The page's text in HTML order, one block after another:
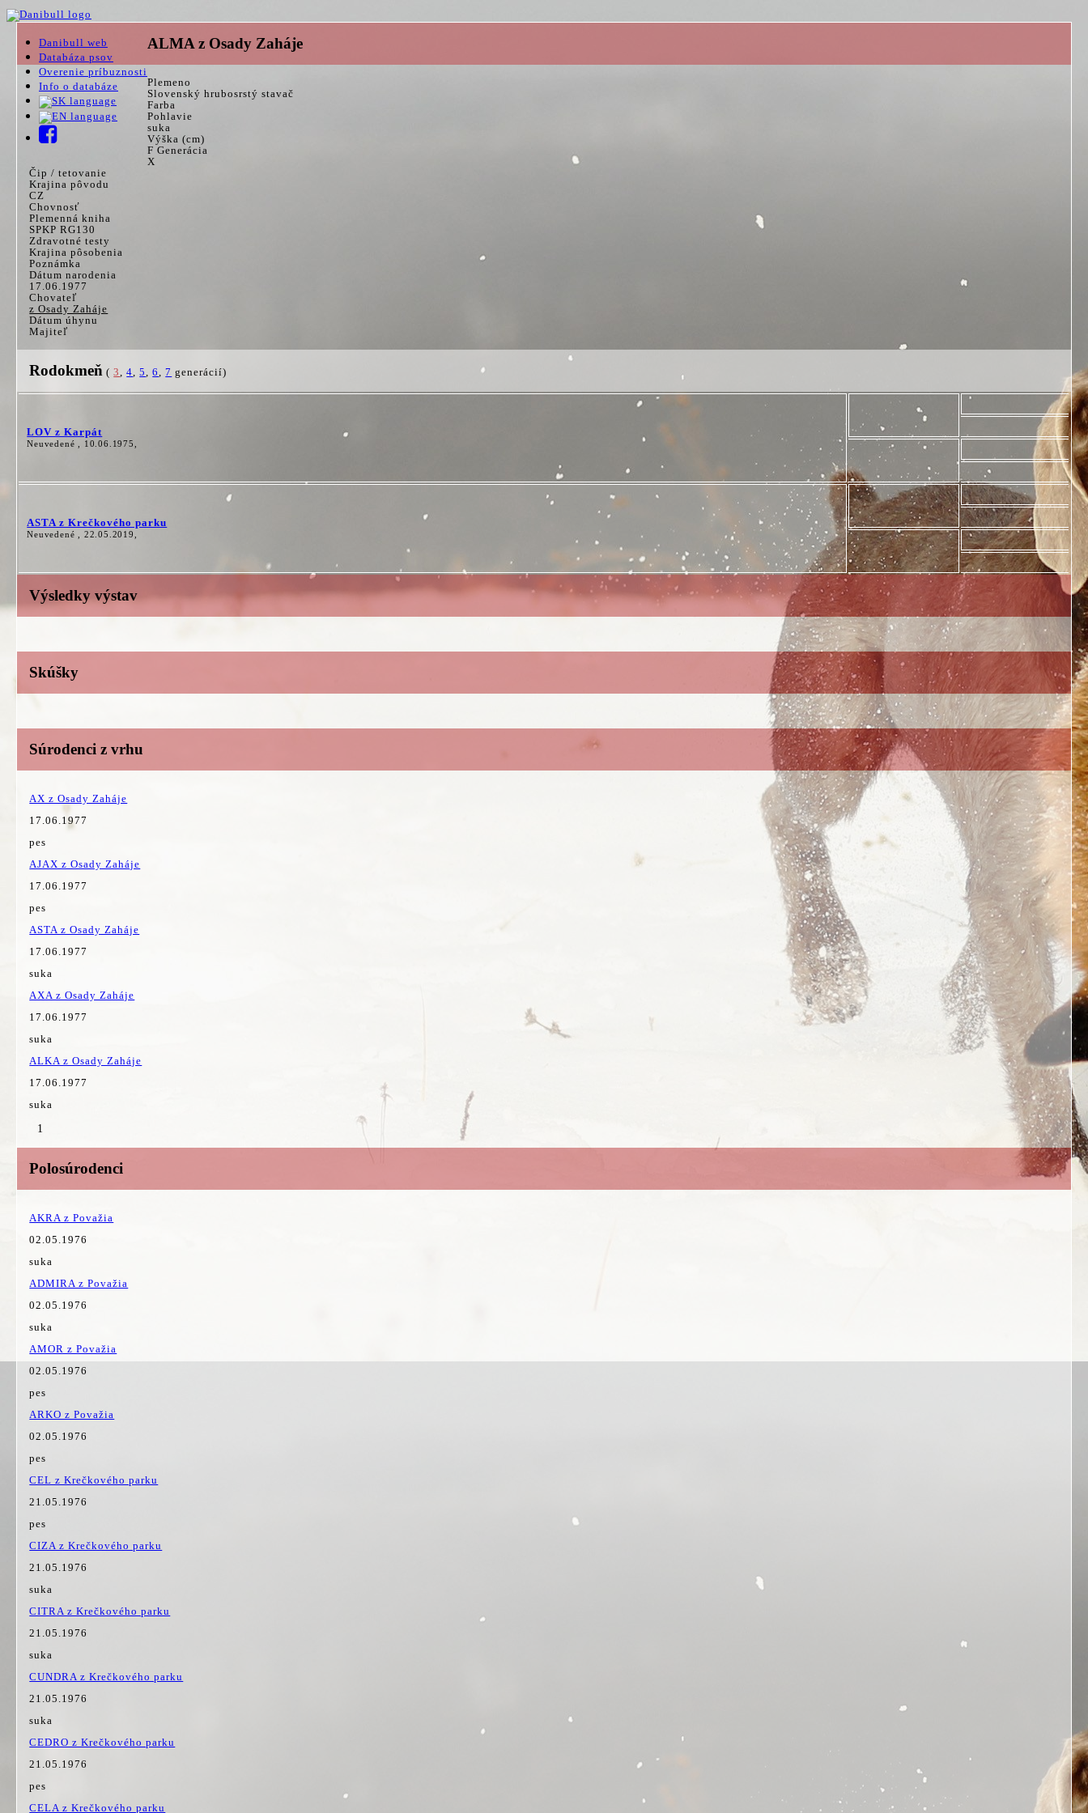
Danibull web
Databáza psov
Overenie príbuznosti
Info o databáze
ALMA z Osady Zaháje
Plemeno
Slovenský hrubosrstý stavač
Farba
Pohlavie
suka
Výška (cm)
F Generácia
X
Čip / tetovanie
Krajina pôvodu
CZ
Chovnosť
Plemenná kniha
SPKP RG130
Zdravotné testy
Krajina pôsobenia
Poznámka
Dátum narodenia
17.06.1977
Chovateľ
z Osady Zaháje
Dátum úhynu
Majiteľ
Rodokmeň (3,4,5,6,7 generácií)
LOV z Karpát
Neuvedené , 10.06.1975,
ASTA z Krečkového parku
Neuvedené , 22.05.2019,
Výsledky výstav
Skúšky
Súrodenci z vrhu
AX z Osady Zaháje
17.06.1977
pes
AJAX z Osady Zaháje
17.06.1977
pes
ASTA z Osady Zaháje
17.06.1977
suka
AXA z Osady Zaháje
17.06.1977
suka
ALKA z Osady Zaháje
17.06.1977
suka
1
Polosúrodenci
AKRA z Považia
02.05.1976
suka
ADMIRA z Považia
02.05.1976
suka
AMOR z Považia
02.05.1976
pes
ARKO z Považia
02.05.1976
pes
CEL z Krečkového parku
21.05.1976
pes
CIZA z Krečkového parku
21.05.1976
suka
CITRA z Krečkového parku
21.05.1976
suka
CUNDRA z Krečkového parku
21.05.1976
suka
CEDRO z Krečkového parku
21.05.1976
pes
CELA z Krečkového parku